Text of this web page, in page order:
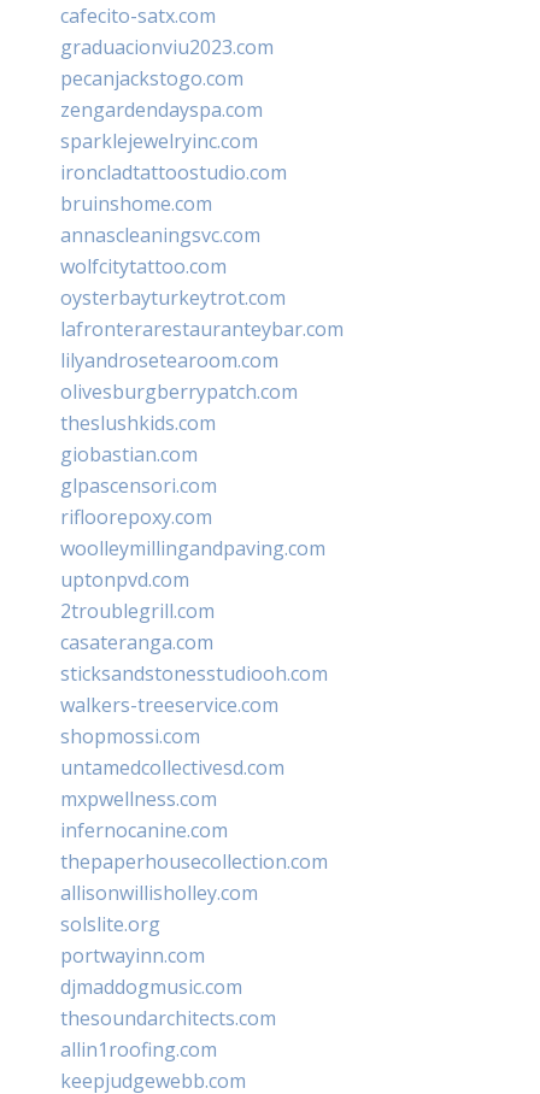
cafecito-satx.com
graduacionviu2023.com
pecanjackstogo.com
zengardendayspa.com
sparklejewelryinc.com
ironcladtattoostudio.com
bruinshome.com
annascleaningsvc.com
wolfcitytattoo.com
oysterbayturkeytrot.com
lafronterarestauranteybar.com
lilyandrosetearoom.com
olivesburgberrypatch.com
theslushkids.com
giobastian.com
glpascensori.com
rifloorepoxy.com
woolleymillingandpaving.com
uptonpvd.com
2troublegrill.com
casateranga.com
sticksandstonesstudiooh.com
walkers-treeservice.com
shopmossi.com
untamedcollectivesd.com
mxpwellness.com
infernocanine.com
thepaperhousecollection.com
allisonwillisholley.com
solslite.org
portwayinn.com
djmaddogmusic.com
thesoundarchitects.com
allin1roofing.com
keepjudgewebb.com